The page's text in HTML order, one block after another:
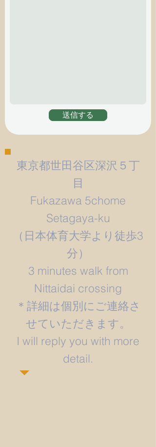
送信する
東京都世田谷区深沢５丁
目
Fukazawa 5chome
Setagaya-ku
​（日本体育大学より徒歩3
分）
3 minutes walk from
Nittaidai crossing
＊詳細は個別にご連絡さ
せていただきます。
​I will reply you with more
detail.